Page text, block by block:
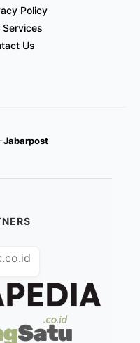
Policy
Services
Us
Jabarpost